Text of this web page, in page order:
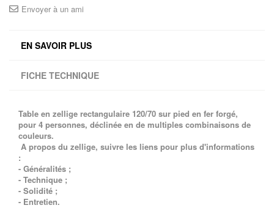
Envoyer à un ami
EN SAVOIR PLUS
FICHE TECHNIQUE
Table en zellige rectangulaire 120/70 sur pied en fer forgé,
pour 4 personnes, déclinée en de multiples combinaisons de
couleurs.
A propos du zellige, suivre les liens pour plus d'informations
:
- Généralités ;
- Technique ;
- Solidité ;
- Entretien.